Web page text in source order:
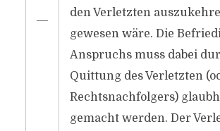
―
den Verletzten
gewesen wäre. Die
Anspruchs muss dabei
Quittung des Verletzten
Rechtsnachfolgers)
gemacht werden. Der